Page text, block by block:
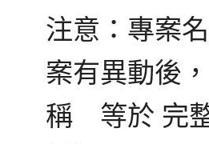
注意：專案
案有異動後
稱 等於 完